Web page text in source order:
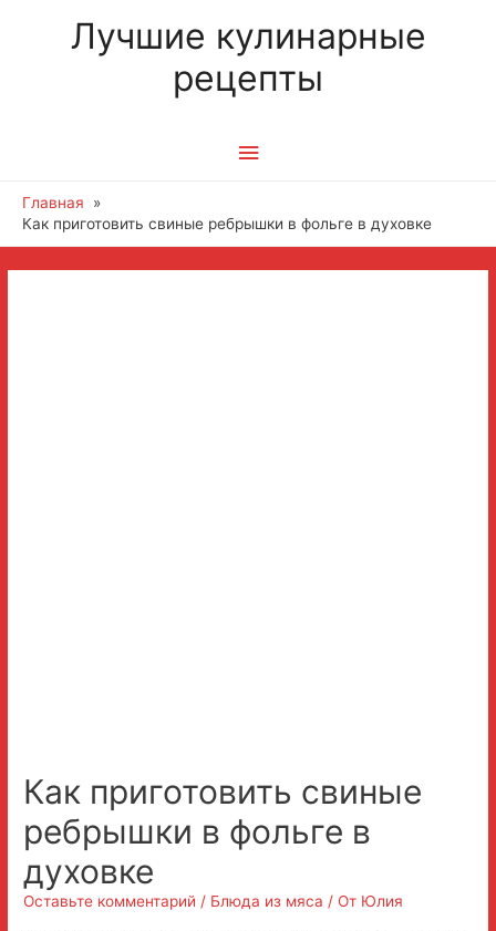
Лучшие кулинарные
рецепты
Главное
Главная
Как приготовить свиные ребрышки в фольге в духовке
Как приготовить свиные
ребрышки в фольге в
духовке
Оставьте комментарий / Блюда из мяса / От Юлия